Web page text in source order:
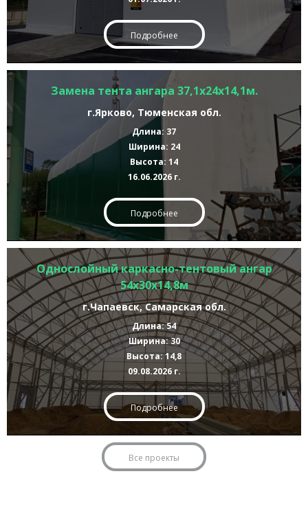
Подробнее
Замена тента ангара 37,1х24х14,1м.
г.Ярково, Тюменская обл.
Длина: 37
Ширина: 24
Высота: 14
16.06.2026 г.
Подробнее
Однослойный каркасно-тентовый ангар
54х30х14,8м
г.Чапаевск, Самарская обл.
Длина: 54
Ширина: 30
Высота: 14,8
09.08.2026 г.
Подробнее
Все проекты